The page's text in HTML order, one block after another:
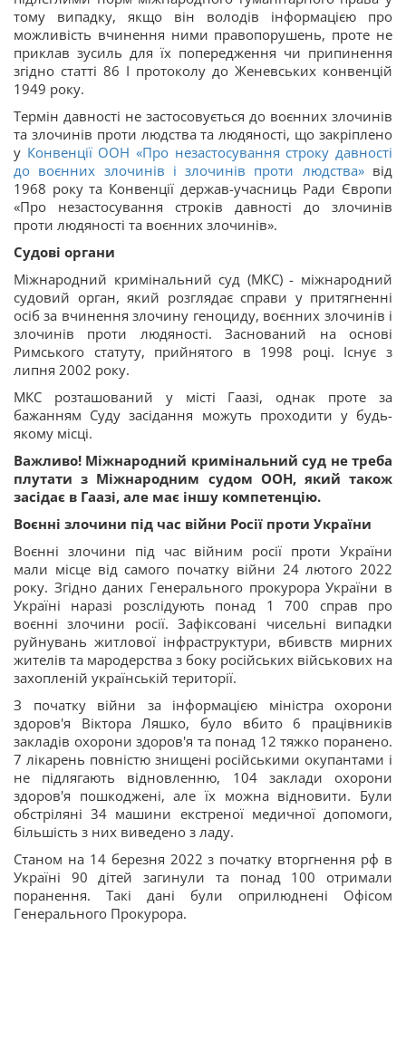
тому випадку, якщо він володів інформацією про
можливість вчинення ними правопорушень, проте не
приклав зусиль для їх попередження чи припинення
згідно статті 86 І протоколу до Женевських конвенцій
1949 року.
Термін давності не застосовується до воєнних злочинів
та злочинів проти людства та людяності, що закріплено
у Конвенції ООН «Про незастосування строку давності
до воєнних злочинів і злочинів проти людства»від
1968 року та Конвенції держав-учасниць Ради Європи
«Про незастосування строків давності до злочинів
проти людяності та воєнних злочинів».
Судові органи
Міжнародний кримінальний суд (МКС) - міжнародний
судовий орган, який розглядає справи у притягненні
осіб за вчинення злочину геноциду, воєнних злочинів і
злочинів проти людяності. Заснований на основі
Римського статуту, прийнятого в 1998 році. Існує з
липня 2002 року.
МКС розташований у місті Гаазі, однак проте за
бажанням Суду засідання можуть проходити у будь-
якому місці.
Важливо! Міжнародний кримінальний суд не треба
плутати з Міжнародним судом ООН, який також
засідає в Гаазі, але має іншу компетенцію.
Воєнні злочини під час війни Росії проти України
Воєнні злочини під час війним росії проти України
мали місце від самого початку війни 24 лютого 2022
року. Згідно даних Генерального прокурора України в
Україні наразі розслідують понад 1 700 справ про
воєнні злочини росії. Зафіксовані чисельні випадки
руйнувань житлової інфраструктури, вбивств мирних
жителів та мародерства з боку російських військових на
захопленій українській території.
З початку війни за інформацією міністра охорони
здоров'я Віктора Ляшко, було вбито 6 працівників
закладів охорони здоров'я та понад 12 тяжко поранено.
7 лікарень повністю знищені російськими окупантами і
не підлягають відновленню, 104 заклади охорони
здоров'я пошкоджені, але їх можна відновити. Були
обстріляні 34 машини екстреної медичної допомоги,
більшість з них виведено з ладу.
Станом на 14 березня 2022 з початку вторгнення рф в
Україні 90 дітей загинули та понад 100 отримали
поранення. Такі дані були оприлюднені Офісом
Генерального Прокурора.